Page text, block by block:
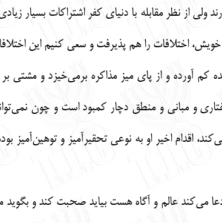
از نظر مقابله با دنیای کفر اشتراکات بسیار
اختلافات را هم پذیرفت و سعی کنیم این
کم آورده و از پای میز مذاکره برمی‌خیزد و
و مبانی و منطق دچار کمبود است و چون
اقدام اخیر او به نوعی تحقیرآمیز و توهین‌آمیز
می‌کند عالم و آگاه هست بیاید صحبت کند و